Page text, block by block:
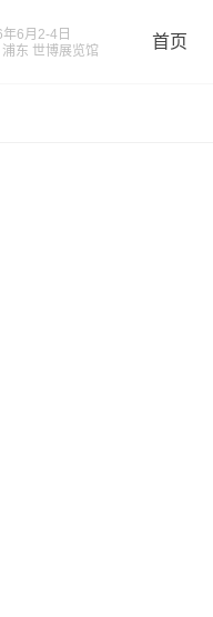
6月2-4日
东 世博展览馆
首页